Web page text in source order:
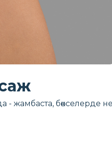
- жамбаста, бөкселерде